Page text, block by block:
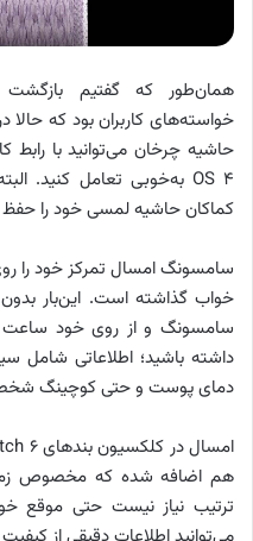
همان‌طور که گفتیم
خواسته‌های کاربران بود که
کماکان حاشیه لمسی خود را
سامسونگ امسال تمرکز خود را
خواب گذاشته است. این‌بار
سامسونگ و از روی خود ساعت
دمای پوست و حتی کوچینگ
هم اضافه شده که مخصوص
ترتیب نیاز نیست حتی موقع